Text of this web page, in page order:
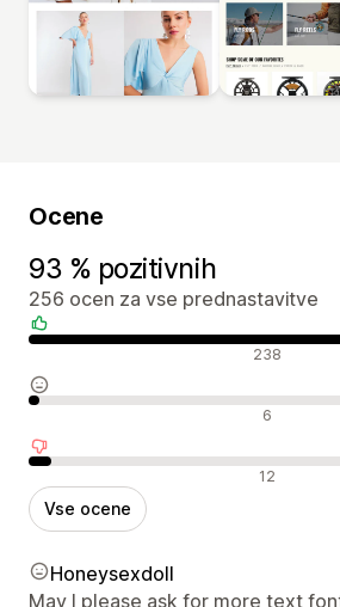
Ocene
93 % pozitivnih
256 ocen za vse prednastavitve
Pozitivne ocene 238
Nevtralne ocene 6
Negativne ocene 12
Vse ocene
Honeysexdoll
May I please ask for more text